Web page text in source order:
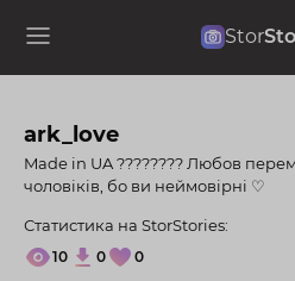
Stor
ark_love
Made in UA ???????? Любов
чоловіків, бо ви неймовірні ♡
Статистика на StorStories:
10 0 0